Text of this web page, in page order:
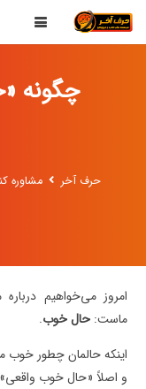
چگونه
حرف آخر مشاوره
امروز می‌خواهیم
ماست: حال خوب.
اینکه حالمان چطور خوب
و اصلاً «حال خوب
حرف